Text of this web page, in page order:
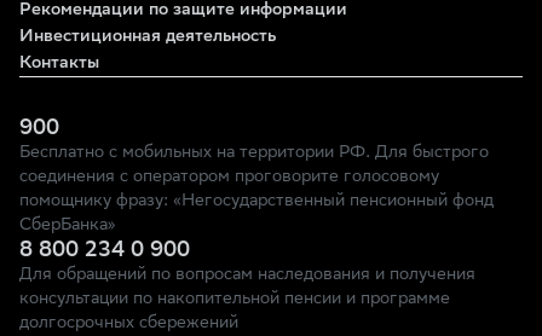
Рекомендации по защите информации
Инвестиционная деятельность
Контакты
900
Бесплатно с мобильных на территории РФ. Для быстрого
соединения с оператором проговорите голосовому
помощнику фразу: «Негосударственный пенсионный фонд
СберБанка»
8 800 234 0 900
Для обращений по вопросам наследования и получения
консультации по накопительной пенсии и программе
долгосрочных сбережений